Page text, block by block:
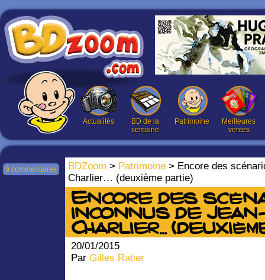
Actualités
BD de la
semaine
Patrimoine
Meilleures
ventes
BDZoom > Patrimoine > Encore des
Charlier… (deuxième partie)
9 commentaires
Encore des
inconnus de
Charlier…
20/01/2015
Par Gilles Ratier